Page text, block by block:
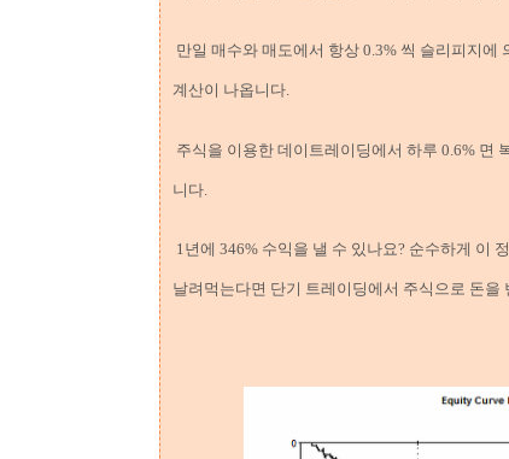
만일 매수와 매도에서 항상 0.3% 씩 슬리피지에
계산이 나옵니다.
주식을 이용한 데이트레이딩에서 하루 0.6% 면
니다.
1년에 346% 수익을 낼 수 있나요? 순수하게 이
날려먹는다면 단기 트레이딩에서 주식으로 돈을